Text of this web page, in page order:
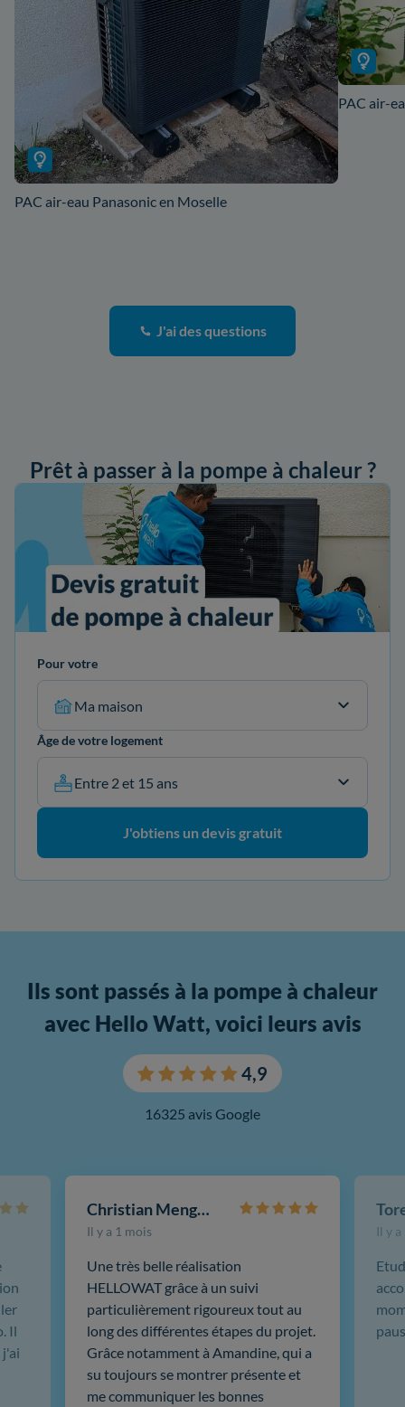
PAC air-eau Panasonic en Moselle
PAC air-
J'ai des questions
Prêt à passer à la pompe à chaleur ?
Pour votre
Ma maison
Âge de votre logement
Entre 2 et 15 ans
J'obtiens un devis gratuit
Ils sont passés à la pompe à chaleur
avec Hello Watt, voici leurs avis
4,9
16325 avis Google
Christian Mengotti
Il y a 1 mois
Une très belle réalisation
HELLOWAT grâce à un suivi
particulièrement rigoureux tout au
long des différentes étapes du projet.
Grâce notamment à Amandine, qui a
su toujours se montrer présente et
me communiquer les bonnes
Il y
Il